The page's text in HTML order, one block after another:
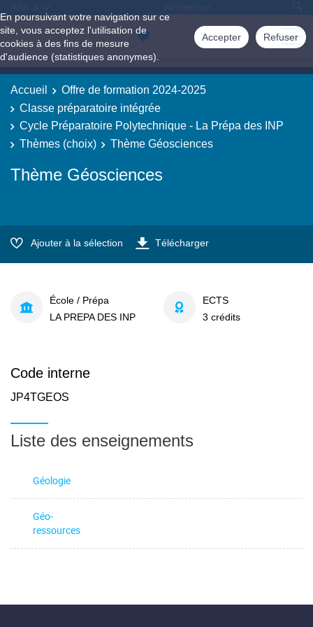
En poursuivant votre navigation sur ce
site, vous acceptez l'utilisation de
cookies à des fins de mesure
d'audience (statistiques anonymes).
Accepter Refuser
Aller à
Accueil
Offre de formation 2024-2025
Classe préparatoire intégrée
Cycle Préparatoire Polytechnique - La Prépa des INP
Thèmes (choix)
Thème Géosciences
Thème Géosciences
Ajouter à la sélection Télécharger
École / Prépa
LA PREPA DES INP
ECTS
3 crédits
Code interne
JP4TGEOS
Liste des enseignements
Géologie
Géo-
ressources